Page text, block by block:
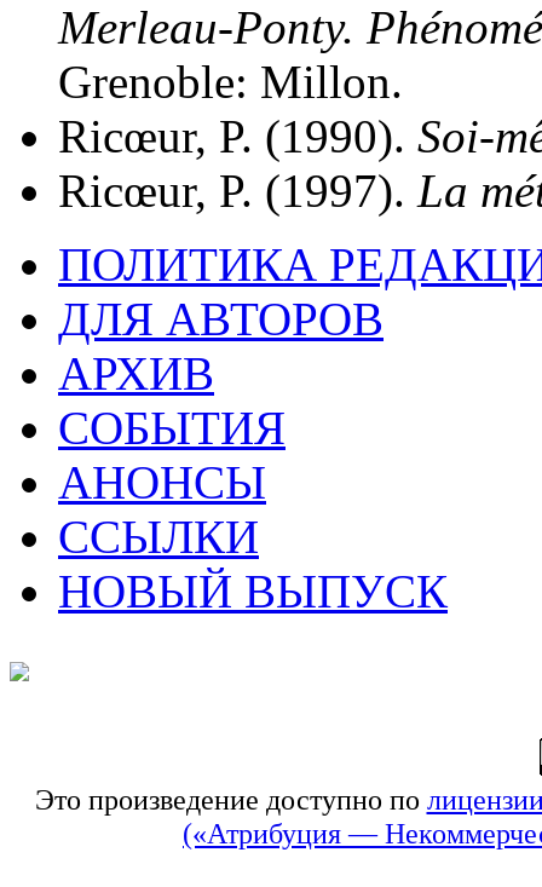
Merleau-Ponty.
Grenoble: Millon.
Ricœur, P. (1990). Soi-
Ricœur, P. (1997). La
ПОЛИТИКА
ДЛЯ АВТОРОВ
АРХИВ
СОБЫТИЯ
АНОНСЫ
ССЫЛКИ
НОВЫЙ ВЫПУСК
Это произведение доступно по
(«Атрибуция —